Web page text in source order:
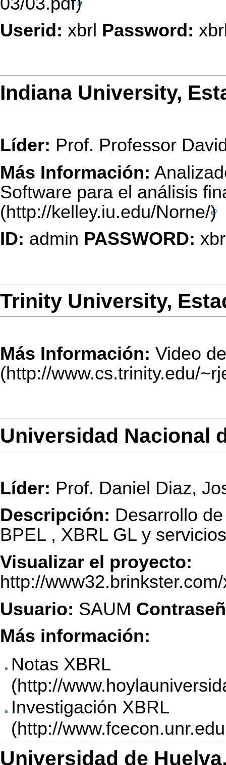
Userid: xbrl Password:
Indiana University,
Líder: Prof. Professor
Más Información:
Software para el análisis
ID: admin PASSWORD:
Trinity University,
Más Información: Video
Universidad Nacional
Líder: Prof. Daniel Diaz,
Descripción: Desarrollo
BPEL , XBRL GL y
Visualizar el proyecto:
http://
Usuario: SAUM
Más información:
Notas XBRL
Investigación XBRL
Universidad de